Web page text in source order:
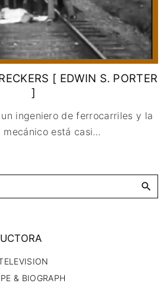
[ EDWIN S. PORTER
]
ingeniero de ferrocarriles y la
mecánico está casi…
& BIOGRAPH